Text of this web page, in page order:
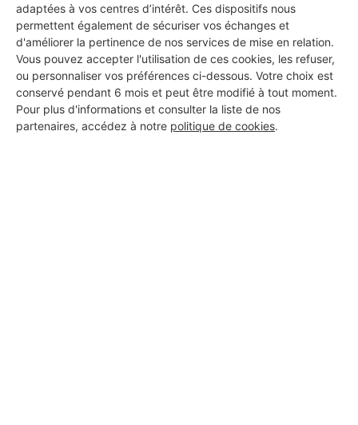
adaptées à vos centres d’intérêt. Ces dispositifs nous
permettent également de sécuriser vos échanges et
d'améliorer la pertinence de nos services de mise en relation.
Vous pouvez accepter l'utilisation de ces cookies, les refuser,
ou personnaliser vos préférences ci-dessous. Votre choix est
conservé pendant 6 mois et peut être modifié à tout moment.
Pour plus d'informations et consulter la liste de nos
partenaires, accédez à notre politique de cookies.
M'inscrire gratuitement
Les Installateurs d'alarmes
autour de Saint-Santin-de-